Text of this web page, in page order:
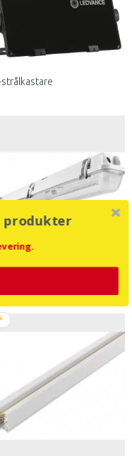
strålkastare
rörarmaturer M.Screen
produkter